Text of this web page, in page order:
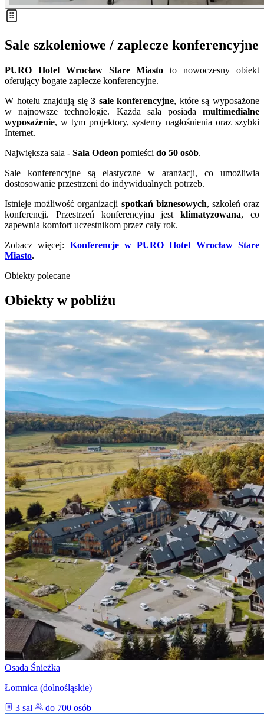
Sale szkoleniowe / zaplecze konferencyjne
PURO Hotel Wrocław Stare Miastoto nowoczesny obiekt
oferujący bogate zaplecze konferencyjne.
W hotelu znajdują się3 sale konferencyjne, które są wyposażone
w najnowsze technologie. Każda sala posiada multimedialne
wyposażenie, w tym projektory, systemy nagłośnienia oraz szybki
Internet.
Największa sala - Sala Odeon pomieści do 50 osób.
Sale konferencyjne są elastyczne w aranżacji, co umożliwia
dostosowanie przestrzeni do indywidualnych potrzeb.
Istnieje możliwość organizacji spotkań biznesowych, szkoleń oraz
konferencji. Przestrzeń konferencyjna jestklimatyzowana, co
zapewnia komfort uczestnikom przez cały rok.
Zobacz więcej: Konferencje w PURO Hotel Wrocław Stare
Miasto.
Obiekty polecane
Obiekty w pobliżu
Osada Śnieżka
Łomnica (dolnośląskie)
3 sal
do 700 osób